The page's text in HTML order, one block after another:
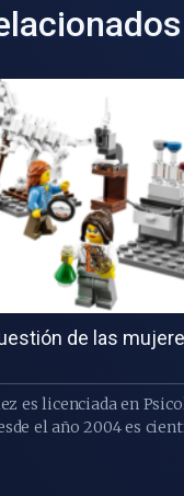
de las
es licenciada en
el año 2004 es